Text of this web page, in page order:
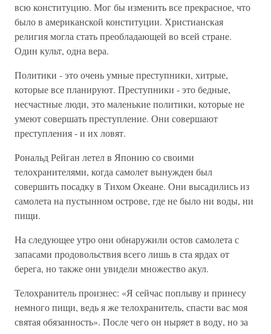
всю конституцию. Мог бы изменить все прекрасное, что
было в американской конституции. Христианская
религия могла стать преобладающей во всей стране.
Один культ, одна вера.
Политики - это очень умные преступники, хитрые,
которые все планируют. Преступники - это бедные,
несчастные люди, это маленькие политики, которые не
умеют совершать преступление. Они совершают
преступления - и их ловят.
Рональд Рейган летел в Японию со своими
телохранителями, когда самолет вынужден был
совершить посадку в Тихом Океане. Они высадились из
самолета на пустынном острове, где не было ни воды, ни
пищи.
На следующее утро они обнаружили остов самолета с
запасами продовольствия всего лишь в ста ярдах от
берега, но также они увидели множество акул.
Телохранитель произнес: «Я сейчас поплыву и принесу
немного пищи, ведь я же телохранитель, спасти вас моя
святая обязанность». После чего он ныряет в воду, но за